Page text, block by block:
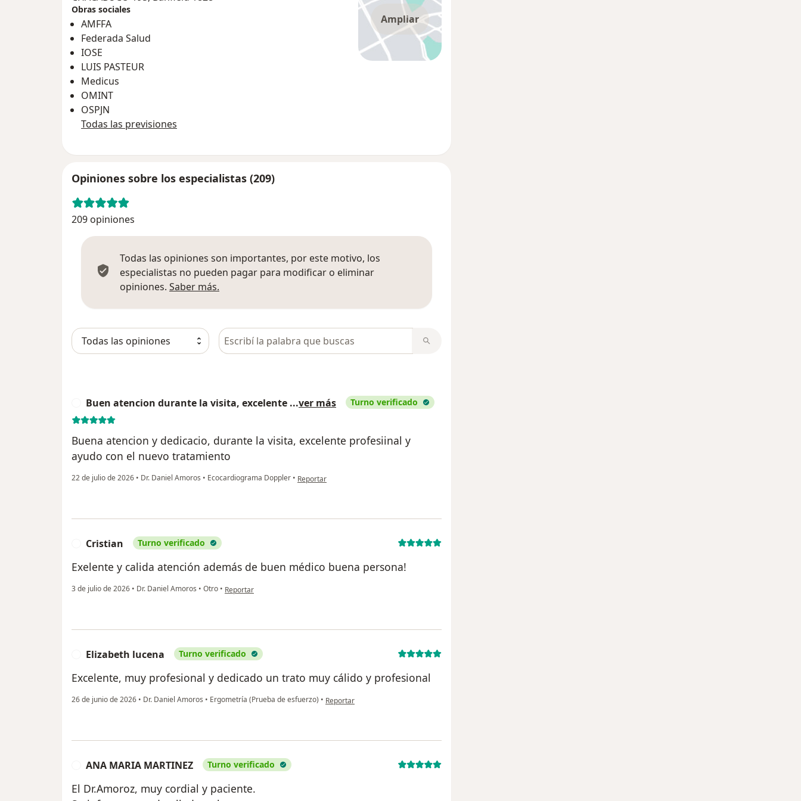
Ampliar
Obras sociales
AMFFA
Federada Salud
IOSE
LUIS PASTEUR
Medicus
OMINT
OSPJN
Todas las previsiones
Opiniones sobre los especialistas (209)
209 opiniones
Todas las opiniones son importantes, por este motivo, los
especialistas no pueden pagar para modificar o eliminar
opiniones. Saber más.
Busca en opiniones
Buen atencion durante la visita, excelente ...ver más Turno verificado
Buena atencion y dedicacio, durante la visita, excelente profesiinal y
ayudo con el nuevo tratamiento
22 de julio de 2026 • Dr. Daniel Amoros • Ecocardiograma Doppler • en opinión del usuario Buen atencion durante la visita, excelente KR profesionla
Reportar
Cristian Turno verificado
Exelente y calida atención además de buen médico buena persona!
3 de julio de 2026 • Dr. Daniel Amoros • Otro • en opinión del usuario Cristian
Reportar
Elizabeth lucena Turno verificado
Excelente, muy profesional y dedicado un trato muy cálido y profesional
26 de junio de 2026 • Dr. Daniel Amoros • Ergometría (Prueba de esfuerzo) • en opinión del usuario Elizabeth lucena
Reportar
ANA MARIA MARTINEZ Turno verificado
El Dr.Amoroz, muy cordial y paciente.